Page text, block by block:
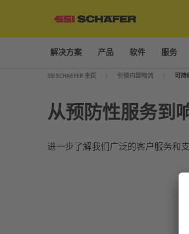
解决方案 产品 软件 服务
SSI SCHAEFER 主页 引领内部物流 可持
从预防性服务到
进一步了解我们广泛的客户服务和